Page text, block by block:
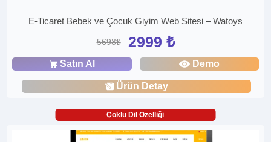
E-Ticaret Bebek ve Çocuk Giyim Web Sitesi – Watoys
5698₺ 2999 ₺
Satın Al Demo
Ürün Detay
Çoklu Dil Özelliği